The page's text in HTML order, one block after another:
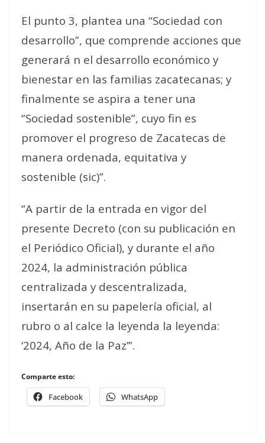
El punto 3, plantea una “Sociedad con
desarrollo”, que comprende acciones que
generará n el desarrollo económico y
bienestar en las familias zacatecanas; y
finalmente se aspira a tener una
“Sociedad sostenible”, cuyo fin es
promover el progreso de Zacatecas de
manera ordenada, equitativa y
sostenible (sic)”.
“A partir de la entrada en vigor del
presente Decreto (con su publicación en
el Periódico Oficial), y durante el año
2024, la administración pública
centralizada y descentralizada,
insertarán en su papelería oficial, al
rubro o al calce la leyenda la leyenda:
‘2024, Año de la Paz’”.
Comparte esto:
Facebook WhatsApp